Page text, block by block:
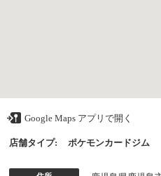
Google Maps アプリで開く
店舗タイプ: ポケモンカードジム